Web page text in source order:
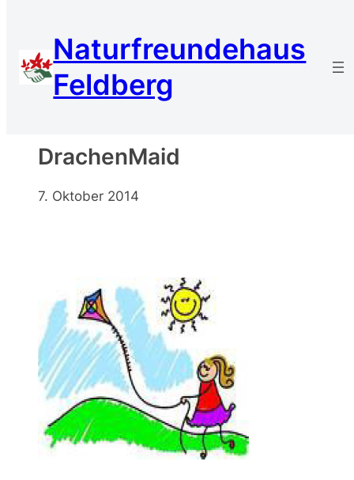
springenNaturfreundehaus
Feldberg
DrachenMaid
7. Oktober 2014